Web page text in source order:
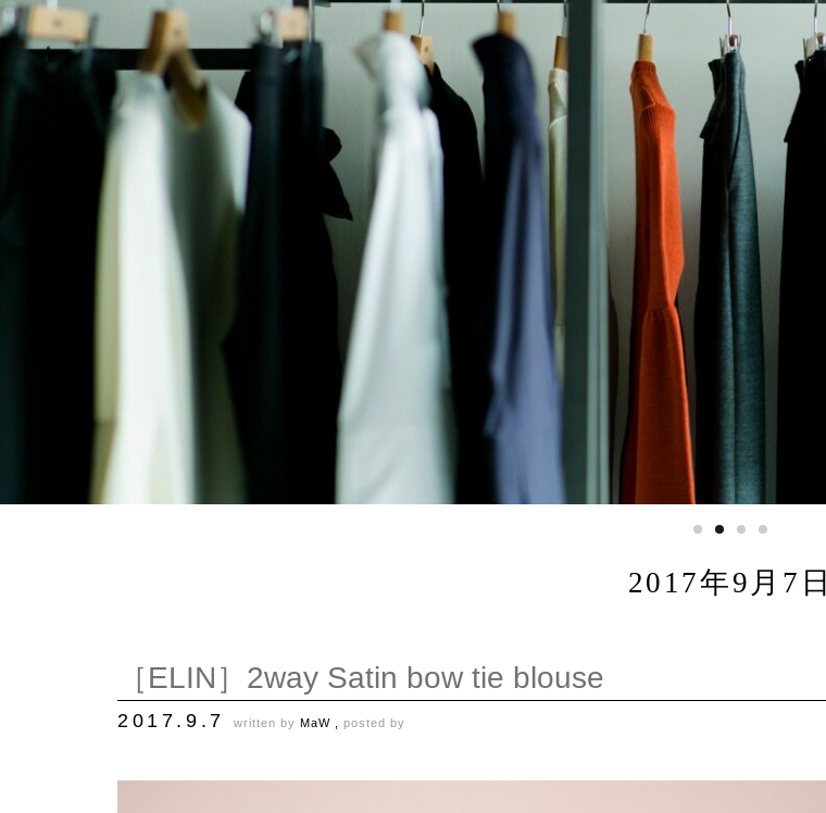
2017年9月7日
［ELIN］2way Satin bow tie blouse
2017.9.7written byMaW ,posted by